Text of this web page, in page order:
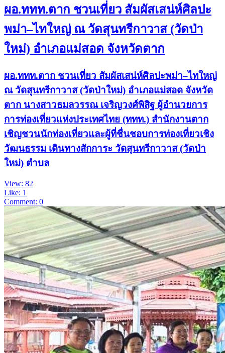
ผอ.ททท.ตาก ชวนเที่ยว สัมผัสเสน่ห์ศิลปะ
พม่า–ไทใหญ่ ณ วัดสุนทรีกาวาส (วัดป่า
ใหม่) อำเภอแม่สอด จังหวัดตาก
ผอ.ททท.ตาก ชวนเที่ยว สัมผัสเสน่ห์ศิลปะพม่า–ไทใหญ่
ณ วัดสุนทรีกาวาส (วัดป่าใหม่) อำเภอแม่สอด จังหวัด
ตาก นางสาวธมลวรรณ เจริญวงศ์พิสิฐ ผู้อำนวยการ
การท่องเที่ยวแห่งประเทศไทย (ททท.) สำนักงานตาก
เชิญชวนนักท่องเที่ยวและผู้ที่ชื่นชอบการท่องเที่ยวเชิง
วัฒนธรรม เดินทางสักการะ วัดสุนทรีกาวาส (วัดป่า
ใหม่) ตำบล
View: 82
Like: 1
Comment: 0